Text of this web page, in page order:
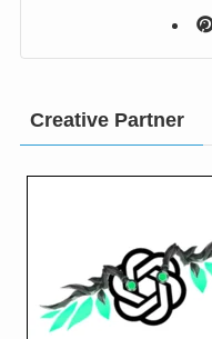
Creative Partner